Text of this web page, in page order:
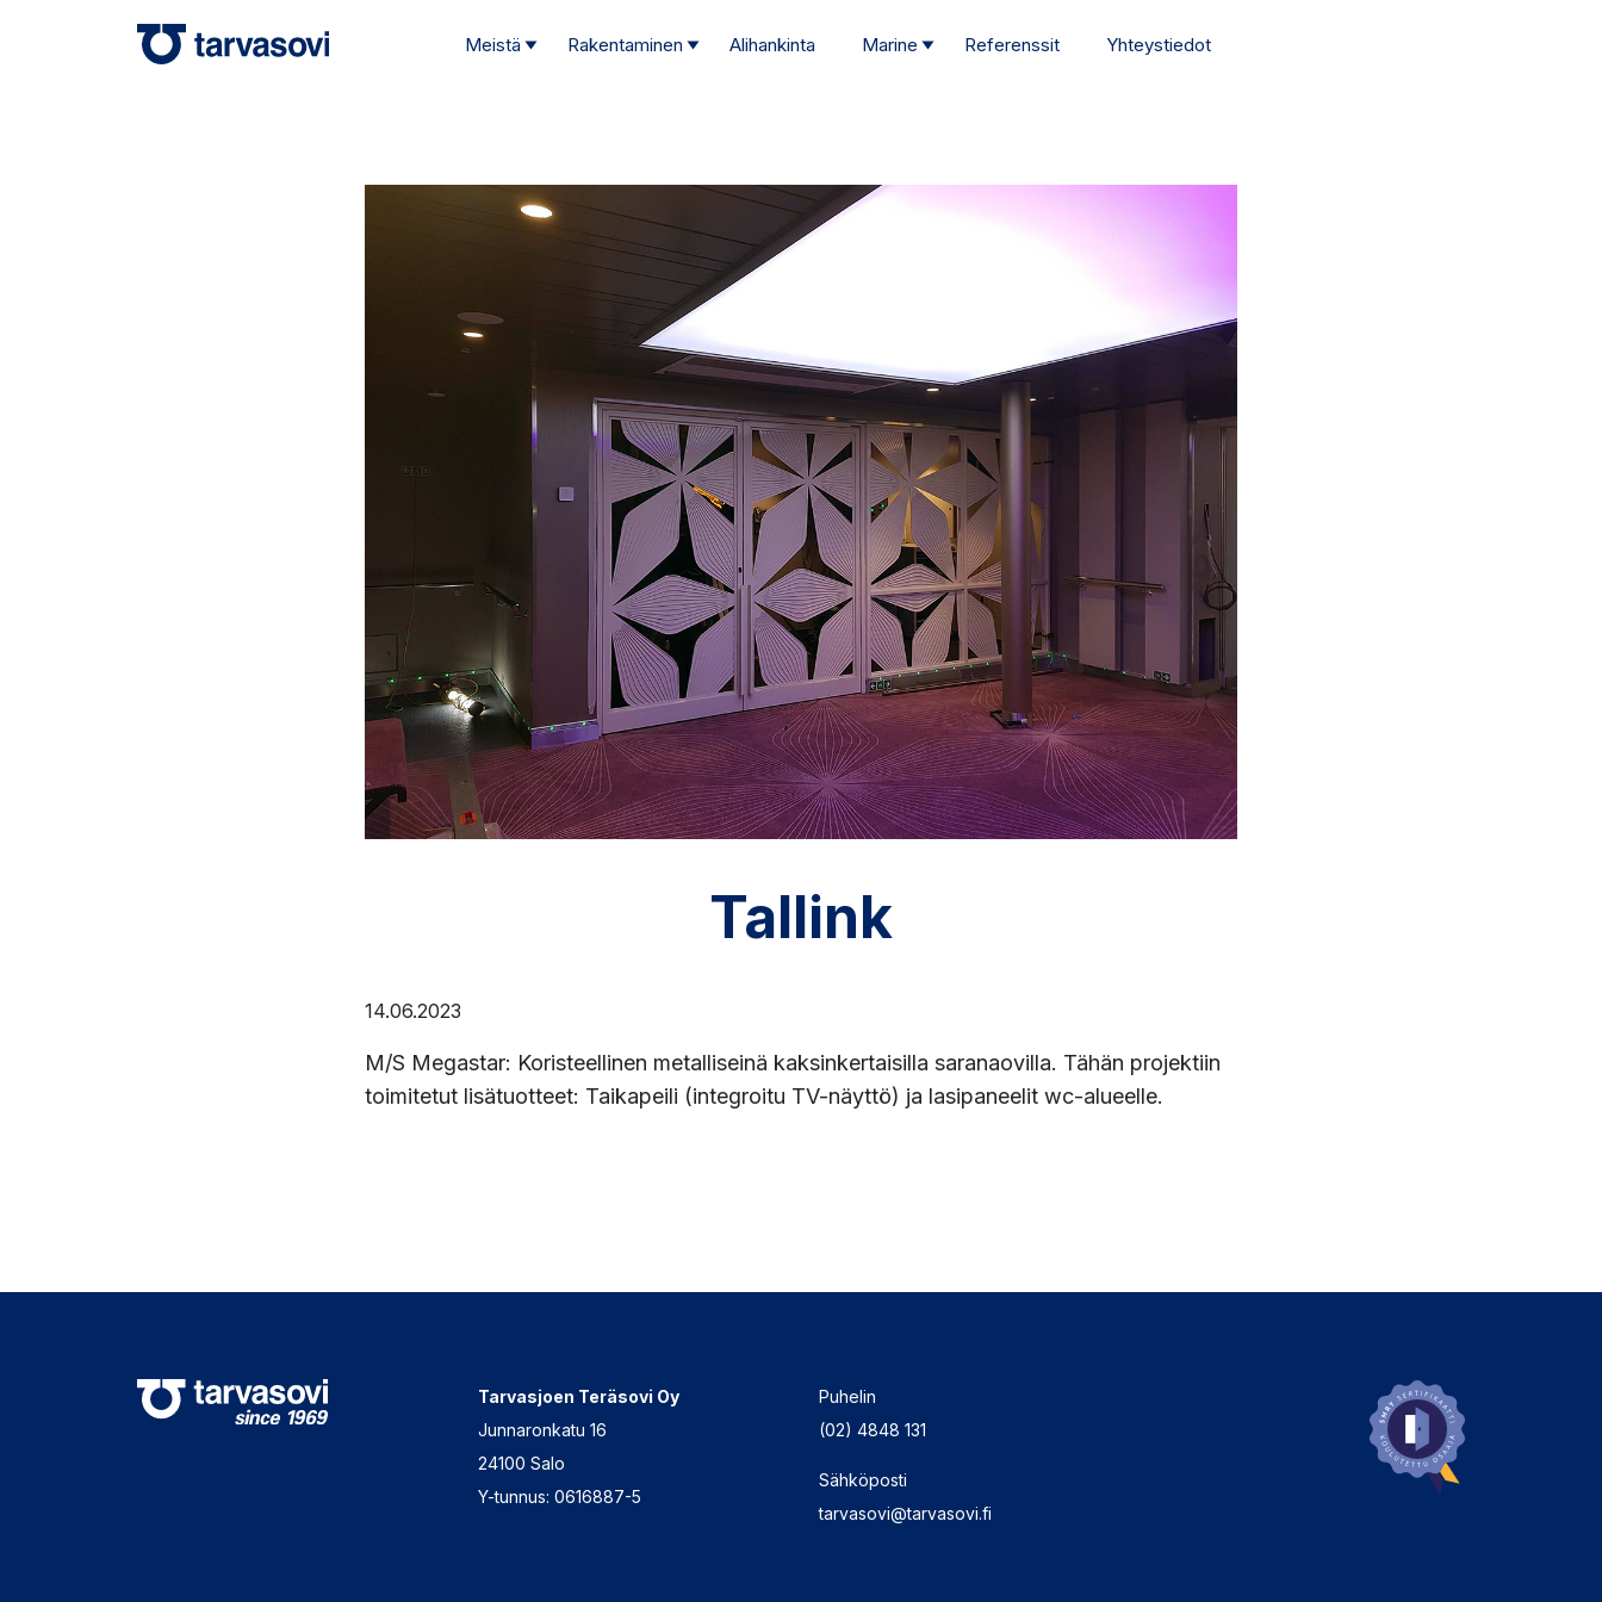
Meistä Rakentaminen Alihankinta Marine Referenssit Yhteystiedot
Tallink
14.06.2023
M/S Megastar: Koristeellinen metalliseinä kaksinkertaisilla saranaovilla. Tähän projektiin
toimitetut lisätuotteet: Taikapeili (integroitu TV-näyttö) ja lasipaneelit wc-alueelle.
Tarvasjoen Teräsovi Oy
Junnaronkatu 16
24100 Salo
Y-tunnus: 0616887-5
Puhelin
(02) 4848 131
Sähköposti
tarvasovi@tarvasovi.fi